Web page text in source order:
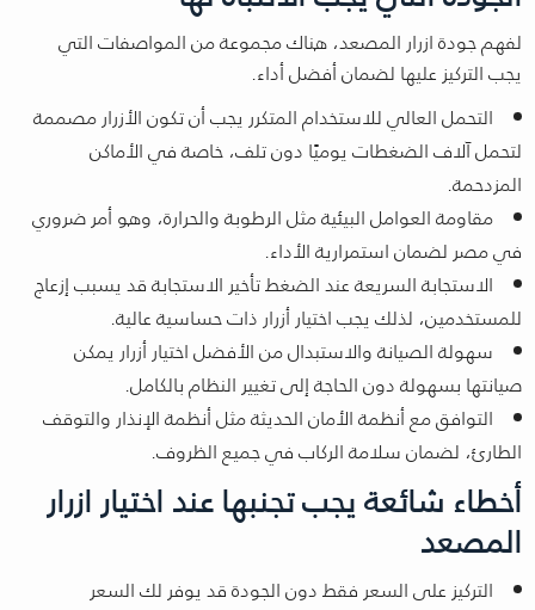
لفهم جودة ازرار المصعد، هناك مجموعة من المواصفات التي
يجب التركيز عليها لضمان أفضل أداء.
التحمل العالي للاستخدام المتكرر يجب أن تكون الأزرار مصممة
لتحمل آلاف الضغطات يوميًا دون تلف، خاصة في الأماكن
المزدحمة.
مقاومة العوامل البيئية مثل الرطوبة والحرارة، وهو أمر ضروري
في مصر لضمان استمرارية الأداء.
الاستجابة السريعة عند الضغط تأخير الاستجابة قد يسبب إزعاج
للمستخدمين، لذلك يجب اختيار أزرار ذات حساسية عالية.
سهولة الصيانة والاستبدال من الأفضل اختيار أزرار يمكن
صيانتها بسهولة دون الحاجة إلى تغيير النظام بالكامل.
التوافق مع أنظمة الأمان الحديثة مثل أنظمة الإنذار والتوقف
الطارئ، لضمان سلامة الركاب في جميع الظروف.
أخطاء شائعة يجب تجنبها عند اختيار ازرار
المصعد
التركيز على السعر فقط دون الجودة قد يوفر لك السعر